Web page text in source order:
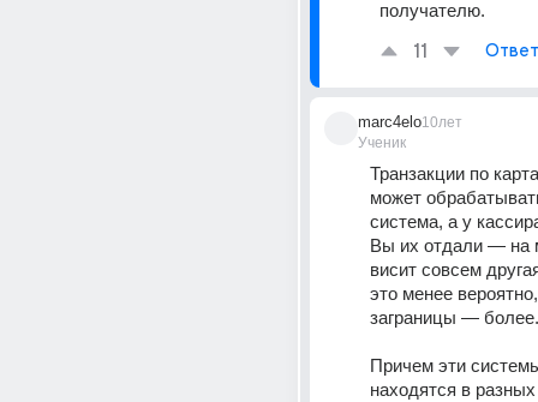
получателю.
11
marc4elo
Ученик
10лет
Транзакции по
может
система, а у
Вы их отдали — на
висит совсем
это менее
заграницы —
Причем эти
находятся в